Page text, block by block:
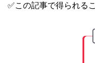
✅この記事で得られる